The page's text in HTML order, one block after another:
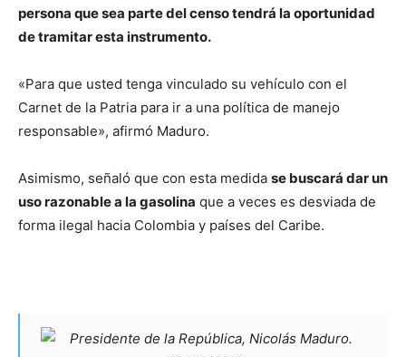
persona que sea parte del censo tendrá la oportunidad
de tramitar esta instrumento.
«Para que usted tenga vinculado su vehículo con el
Carnet de la Patria para ir a una política de manejo
responsable», afirmó Maduro.
Asimismo, señaló que con esta medida se buscará dar un
uso razonable a la gasolina que a veces es desviada de
forma ilegal hacia Colombia y países del Caribe.